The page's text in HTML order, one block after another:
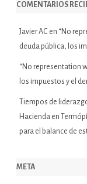
COMENTARIOS
Javier AC en “No
deuda pública, los
“No representation
los impuestos y el
Tiempos de
Hacienda en
para el balance de
META